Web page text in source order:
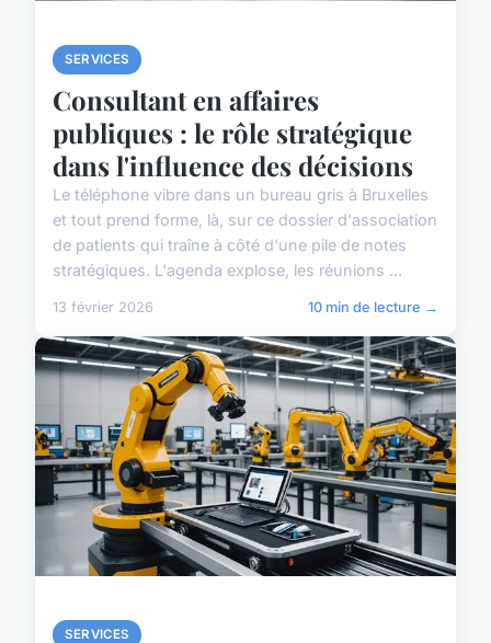
SERVICES
Consultant en affaires
publiques : le rôle stratégique
dans l'influence des décisions
Le téléphone vibre dans un bureau gris à Bruxelles
et tout prend forme, là, sur ce dossier d'association
de patients qui traîne à côté d'une pile de notes
stratégiques. L'agenda explose, les réunions ...
13 février 2026 10 min de lecture →
SERVICES